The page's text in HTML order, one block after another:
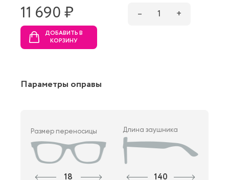
11 690 ₷ – 1 +
ДОБАВИТЬ В
КОРЗИНУ
Параметры оправы
Размер переносицы
18
Длина заушника
140